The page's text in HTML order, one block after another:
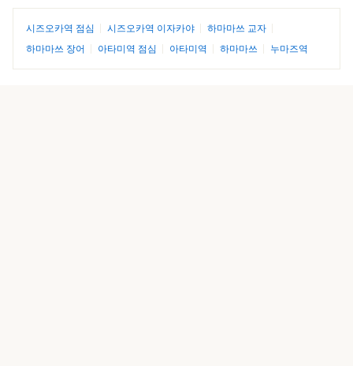
시즈오카역 점심 시즈오카역 이자카야
하마마쓰 교자
하마마쓰 장어
아타미역 점심 아타미역 하마마쓰 누마즈역